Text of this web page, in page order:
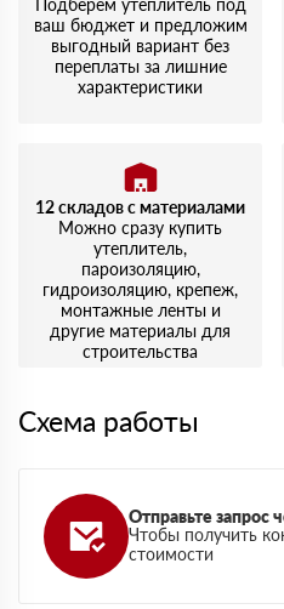
Подберем утеплитель под
ваш бюджет и предложим
выгодный вариант без
переплаты за лишние
характеристики
12 складов с материалами
Можно сразу купить
утеплитель,
пароизоляцию,
гидроизоляцию, крепеж,
монтажные ленты и
другие материалы для
строительства
Схема работы
Отправьте запрос
Чтобы получить
стоимости